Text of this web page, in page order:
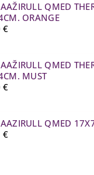
QMED
ORANGE
€
QMED
MUST
€
QMED
€